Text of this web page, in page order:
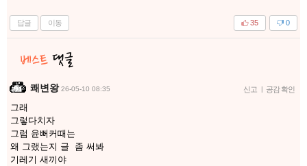
답글 이동 0
35
쾌변왕 26-05-10 08:35 신고 | 공감 확인
그래
그렇다치자
그럼 윤뻐커때는
왜 그랬는지 글 좀 써봐
기레기 새끼야